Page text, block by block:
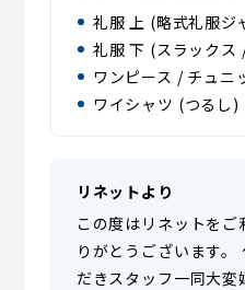
礼服 上 (略式礼服ジ
礼服 下 (スラックス
ワンピース / チュニ
ワイシャツ (つるし)
リネットより
この度はリネットを
りがとうございます
だきスタッフ一同大